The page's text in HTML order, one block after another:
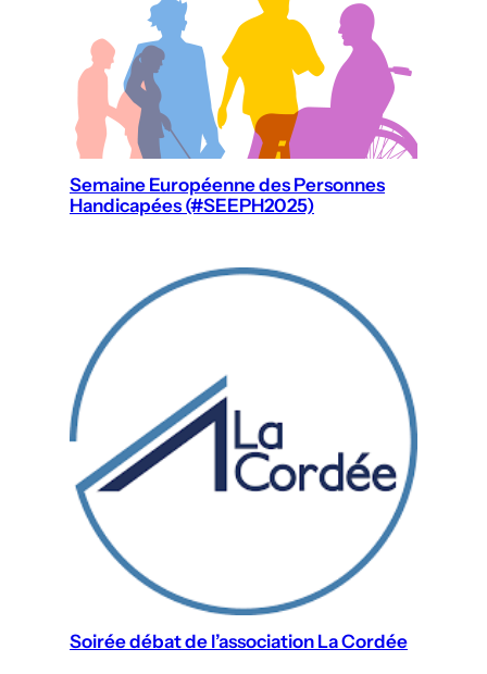
Semaine Européenne des Personnes
Handicapées (#SEEPH2025)
Soirée débat de l’association La Cordée